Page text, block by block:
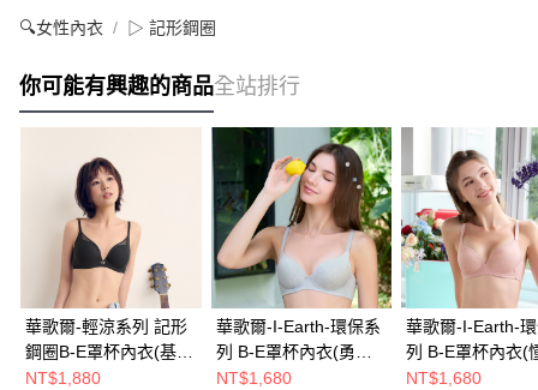
🔍女性內衣 ▷ 記形鋼圈
你可能有興趣的商品全站排行
華歌爾-輕涼系列 記形
鋼圈B-E罩杯內衣(基礎
黑) VB3677BL
NT$1,880
華歌爾-I-Earth-環保系
列 B-E罩杯內衣(勇氣
綠) VB3632GQ
NT$1,680
華歌爾-I-Earth-
列 B-E罩杯內衣(
膚) VB3632SM
NT$1,680